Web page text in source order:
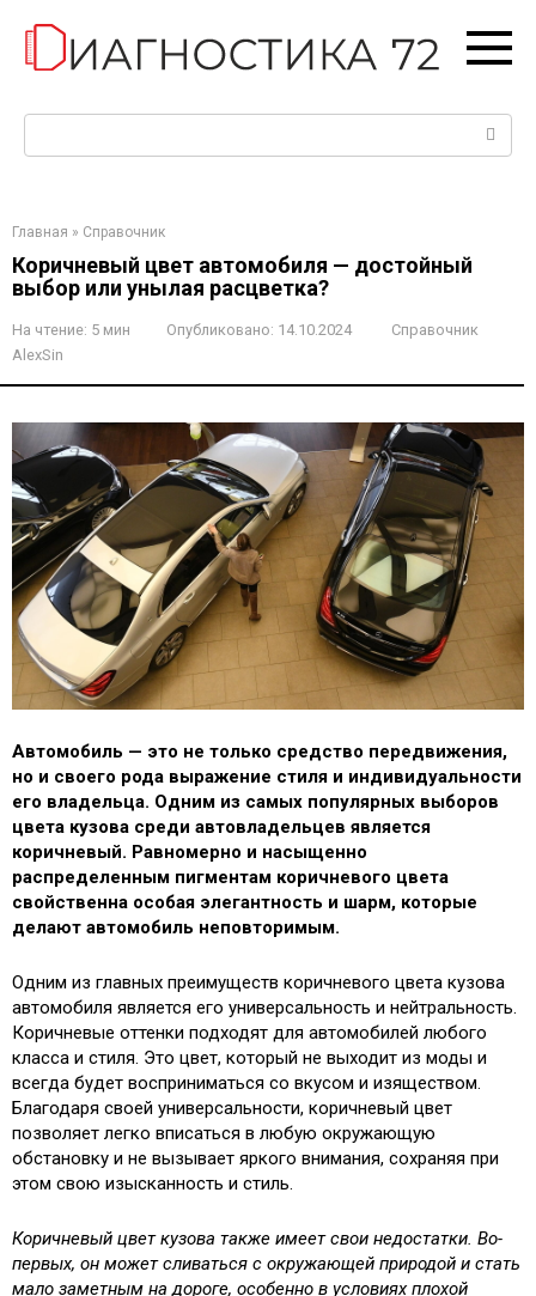
контенту
Главная » Справочник
Коричневый цвет автомобиля — достойный
выбор или унылая расцветка?
На чтение: 5 мин Опубликовано: 14.10.2024
Справочник
AlexSin
Автомобиль — это не только средство передвижения,
но и своего рода выражение стиля и индивидуальности
его владельца. Одним из самых популярных выборов
цвета кузова среди автовладельцев является
коричневый. Равномерно и насыщенно
распределенным пигментам коричневого цвета
свойственна особая элегантность и шарм, которые
делают автомобиль неповторимым.
Одним из главных преимуществ коричневого цвета кузова
автомобиля является его универсальность и нейтральность.
Коричневые оттенки подходят для автомобилей любого
класса и стиля. Это цвет, который не выходит из моды и
всегда будет восприниматься со вкусом и изяществом.
Благодаря своей универсальности, коричневый цвет
позволяет легко вписаться в любую окружающую
обстановку и не вызывает яркого внимания, сохраняя при
этом свою изысканность и стиль.
Коричневый цвет кузова также имеет свои недостатки. Во-
первых, он может сливаться с окружающей природой и стать
мало заметным на дороге, особенно в условиях плохой